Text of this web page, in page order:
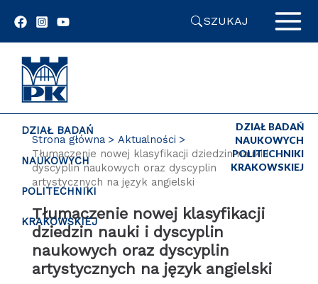
SZUKAJ
DZIAŁ BADAŃ
NAUKOWYCH
POLITECHNIKI
KRAKOWSKIEJ
DZIAŁ BADAŃ
NAUKOWYCH
POLITECHNIKI
KRAKOWSKIEJ
Strona główna
Aktualności
Tłumaczenie nowej klasyfikacji dziedzin nauki i
dyscyplin naukowych oraz dyscyplin
artystycznych na język angielski
Tłumaczenie nowej klasyfikacji
dziedzin nauki i dyscyplin
naukowych oraz dyscyplin
artystycznych na język angielski